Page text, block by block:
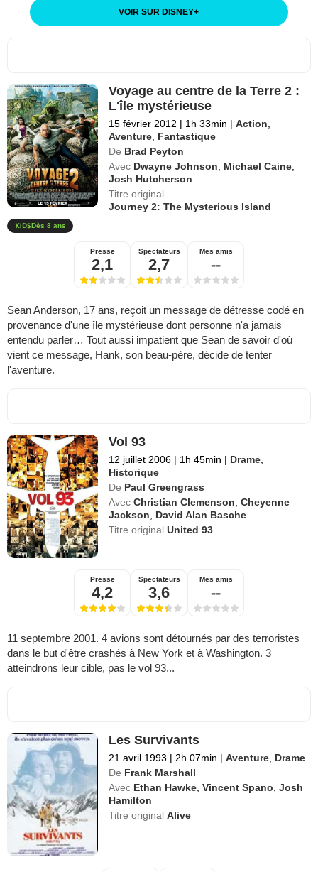
VOIR SUR DISNEY+
Voyage au centre de la Terre 2 :
L'île mystérieuse
15 février 2012 | 1h 33min | Action
Aventure Fantastique
De Brad Peyton
Avec Dwayne Johnson Michael Caine
Josh Hutcherson
Titre original
Journey 2: The Mysterious Island
Dès 8 ans
Presse
2,1
Spectateurs
2,7
Mes amis
--
Sean Anderson, 17 ans, reçoit un message de détresse codé en
provenance d'une île mystérieuse dont personne n'a jamais
entendu parler… Tout aussi impatient que Sean de savoir d'où
vient ce message, Hank, son beau-père, décide de tenter
l'aventure.
Vol 93
12 juillet 2006 | 1h 45min | Drame
Historique
De Paul Greengrass
Avec Christian Clemenson ,Cheyenne
Jackson
David Alan Basche
Titre originalUnited 93
Presse
4,2
Spectateurs
3,6
Mes amis
--
11 septembre 2001. 4 avions sont détournés par des terroristes
dans le but d'être crashés à New York et à Washington. 3
atteindrons leur cible, pas le vol 93...
Les Survivants
21 avril 1993 | 2h 07min | Aventure Drame
De Frank Marshall
Avec Ethan Hawke ,Vincent Spano ,Josh
Hamilton
Titre originalAlive